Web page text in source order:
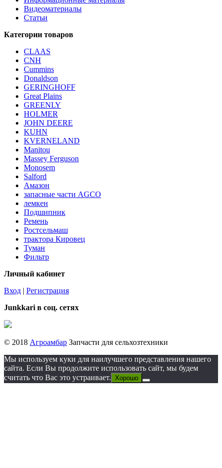
Видеоматериалы
Статьи
Категории товаров
CLAAS
CNH
Cummins
Donaldson
GERINGHOFF
Great Plains
GREENLY
HOLMER
JOHN DEERE
KUHN
KVERNELAND
Manitou
Massey Ferguson
Monosem
Salford
Амазон
запасные части AGCO
лемкен
Подшипник
Ремень
Ростсельмаш
трактора Кировец
Туман
Фильтр
Личный кабинет
Вход | Регистрация
Junkkari в соц. сетях
© 2018 Агроамбар Запчасти для сельхозтехники
Мы используем куки для наилучшего представления нашего
сайта. Если Вы продолжите использовать сайт, мы будем
считать что Вас это устраивает. Хорошо